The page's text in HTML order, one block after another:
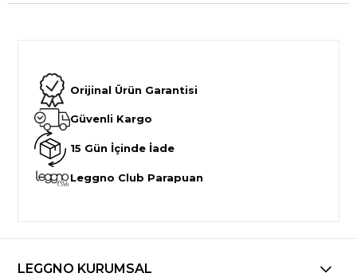
Orijinal Ürün Garantisi
Güvenli Kargo
15 Gün İçinde İade
Leggno Club Parapuan
LEGGNO KURUMSAL